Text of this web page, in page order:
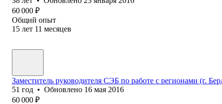
60 000 ₽
Общий опыт
15 лет 11 месяцев
Заместитель руководителя СЭБ по работе с регионами (г.
51 год • Обновлено 16 мая 2016
60 000 ₽